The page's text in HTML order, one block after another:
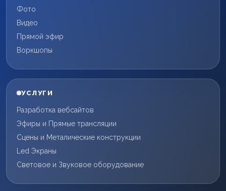
Фото
Видео
Прямой эфир
Воркшопы
УСЛУГИ
Разработка вебсайтов
Эфиры и Прямые трансляции
Сцены и Металические конструкции
Led Экраны
Световое и Звуковое оборудование